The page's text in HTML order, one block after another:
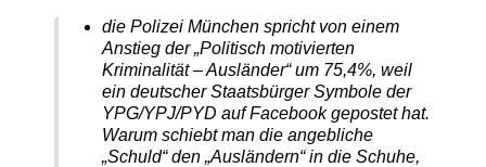
die Polizei München spricht von einem
Anstieg der „Politisch motivierten
Kriminalität – Ausländer“ um 75,4%, weil
ein deutscher Staatsbürger Symbole der
YPG/YPJ/PYD auf Facebook gepostet hat.
Warum schiebt man die angebliche
„Schuld“ den „Ausländern“ in die Schuhe,